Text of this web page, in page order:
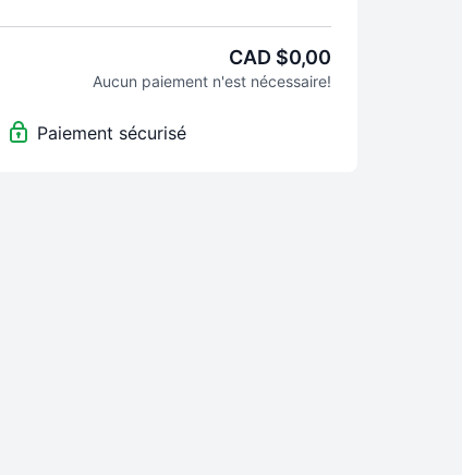
PA est d’une durée de 5 à 15 minutes,
importe le niveau d’activité physique) et ne
CAD $0,00
Aucun paiement n'est nécessaire!
Paiement sécurisé